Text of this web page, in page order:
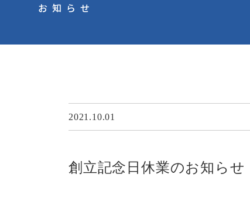
お知らせ
2021.10.01
創立記念日休業のお知らせ